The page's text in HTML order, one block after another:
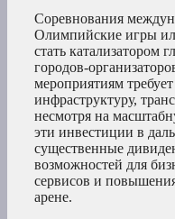
Соревнования
Олимпийские игры
стать катализатором
городов-
мероприятиям
инфраструктуру,
несмотря на
эти инвестиции в
существенные
возможностей для
сервисов и
арене.